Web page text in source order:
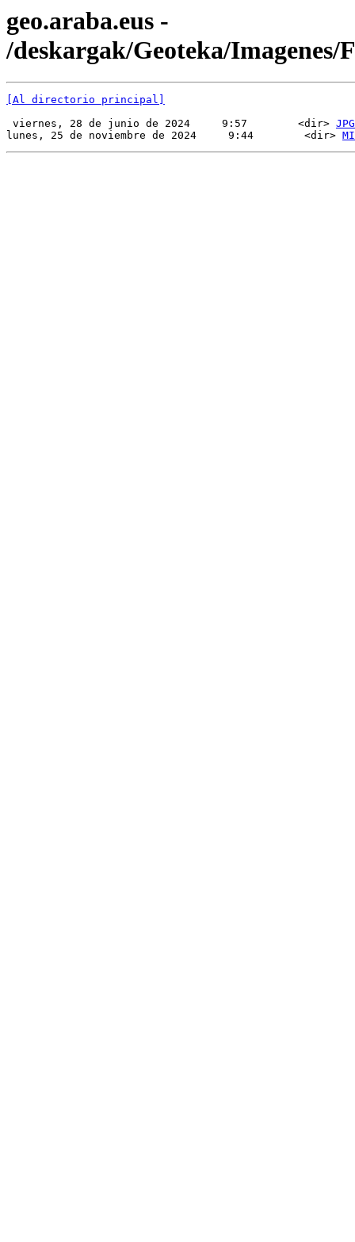
geo.araba.eus -
/deskargak/Geoteka/Imagenes/
[Al directorio principal]
viernes, 28 de junio de 2024     9:57        <dir> JPG
lunes, 25 de noviembre de 2024     9:44        <dir>